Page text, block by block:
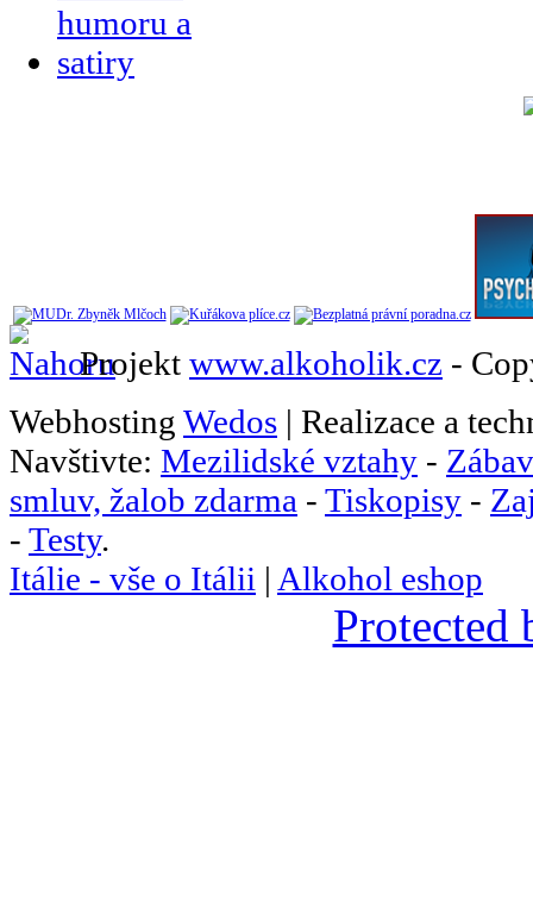
Projekt www.alkoholik.cz -
Webhosting Wedos | Realizace a
Navštivte: Mezilidské vztahy -
smluv, žalob zdarma - Tiskopisy -
- Testy.
Itálie - vše o Itálii | Alkohol eshop
Protected